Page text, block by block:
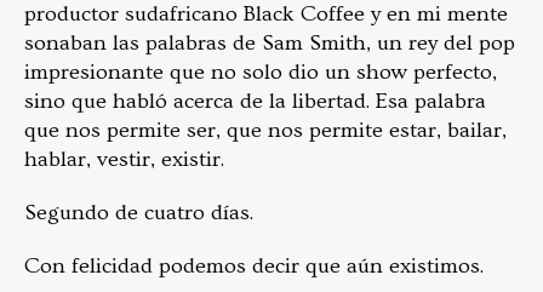
productor sudafricano Black Coffee y en mi mente
sonaban las palabras de Sam Smith, un rey del pop
impresionante que no solo dio un show perfecto,
sino que habló acerca de la libertad. Esa palabra
que nos permite ser, que nos permite estar, bailar,
hablar, vestir, existir.
Segundo de cuatro días.
Con felicidad podemos decir que aún existimos.